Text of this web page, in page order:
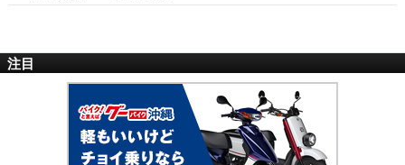
注目